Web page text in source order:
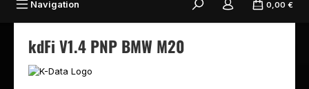
Navigation 0,00 €
kdFi V1.4 PNP BMW M20